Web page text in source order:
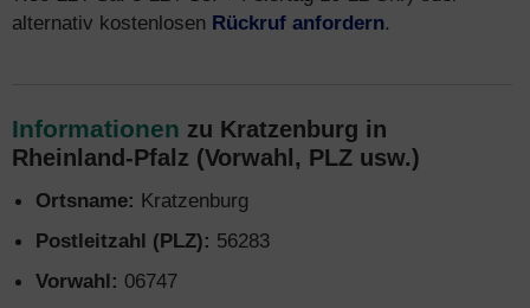
alternativ kostenlosen Rückruf anfordern.
Informationen zu Kratzenburg in
Rheinland-Pfalz (Vorwahl, PLZ usw.)
Ortsname: Kratzenburg
Postleitzahl (PLZ): 56283
Vorwahl: 06747